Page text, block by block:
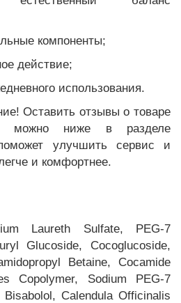
компоненты;
действие;
использования.
Оставить отзывы о товаре
можно ниже в разделе
улучшить сервис и
и комфортнее.
Laureth Sulfate, PEG-7
Glucoside, Cocoglucoside,
Betaine, Cocamide
Copolymer, Sodium PEG-7
Calendula Officinalis